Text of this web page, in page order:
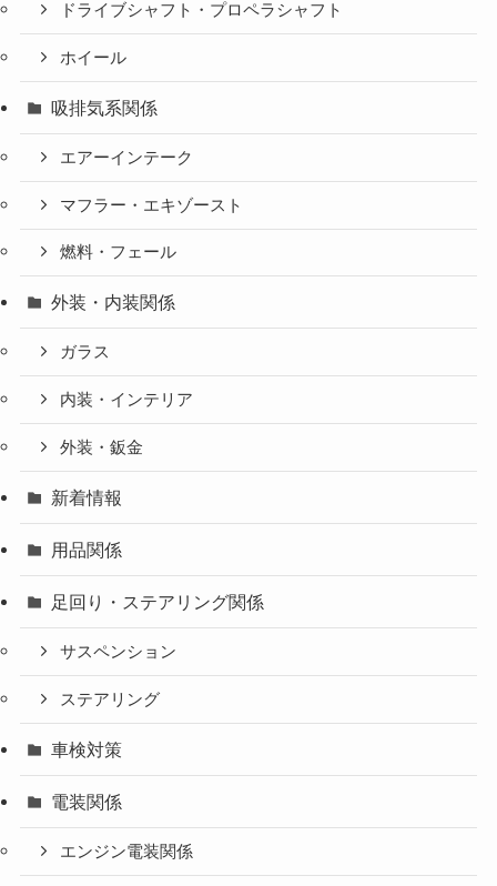
ドライブシャフト・プロペラシャフト
ホイール
吸排気系関係
エアーインテーク
マフラー・エキゾースト
燃料・フェール
外装・内装関係
ガラス
内装・インテリア
外装・鈑金
新着情報
用品関係
足回り・ステアリング関係
サスペンション
ステアリング
車検対策
電装関係
エンジン電装関係